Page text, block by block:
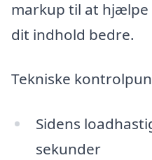
markup til at hjælpe
dit indhold bedre.
Tekniske
Sidens
sekunder